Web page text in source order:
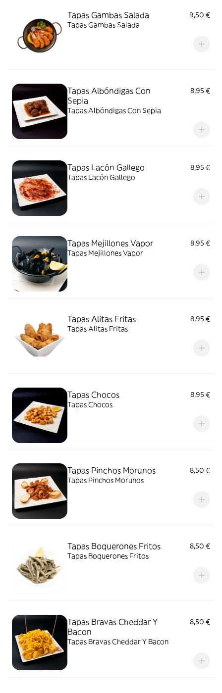
Tapas Gambas Salada
9,50 €
Tapas Gambas Salada
Tapas Albóndigas Con
Sepia
8,95 €
Tapas Albóndigas Con Sepia
Tapas Lacón Gallego
8,95 €
Tapas Lacón Gallego
Tapas Mejillones Vapor
8,95 €
Tapas Mejillones Vapor
Tapas Alitas Fritas
8,95 €
Tapas Alitas Fritas
Tapas Chocos
8,95 €
Tapas Chocos
Tapas Pinchos Morunos
8,50 €
Tapas Pinchos Morunos
Tapas Boquerones Fritos
8,50 €
Tapas Boquerones Fritos
Tapas Bravas Cheddar Y
Bacon
8,50 €
Tapas Bravas Cheddar Y Bacon